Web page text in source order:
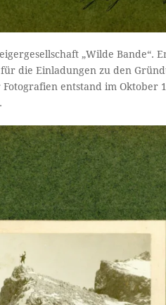
„Wilde Bande“.
die Einladungen zu den
entstand im Oktober